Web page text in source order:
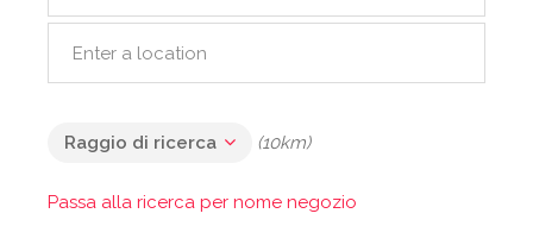
Raggio di ricerca (10km)
Passa alla ricerca per nome negozio